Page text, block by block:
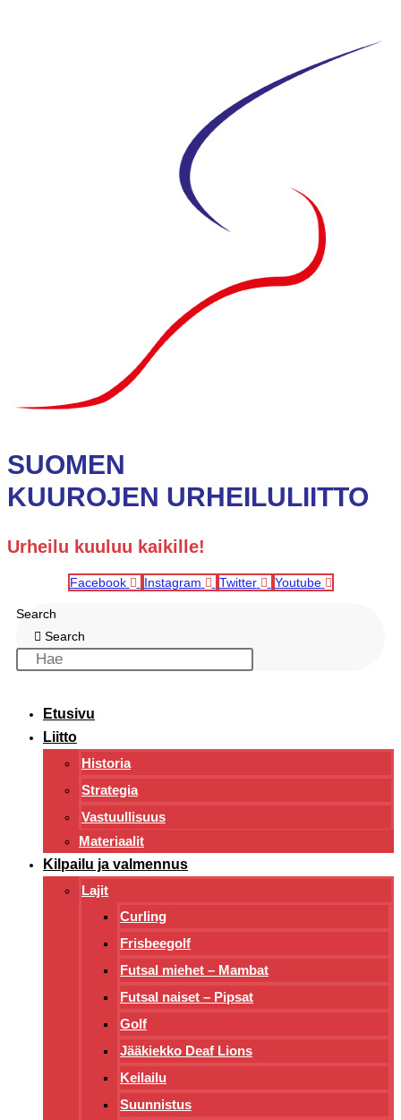
SUOMEN
KUUROJEN URHEILULIITTO
Urheilu kuuluu kaikille!
Facebook Instagram Twitter Youtube
Search
Search
Etusivu
Liitto
Historia
Strategia
Vastuullisuus
Materiaalit
Kilpailu ja valmennus
Lajit
Curling
Frisbeegolf
Futsal miehet – Mambat
Futsal naiset – Pipsat
Golf
Jääkiekko Deaf Lions
Keilailu
Suunnistus